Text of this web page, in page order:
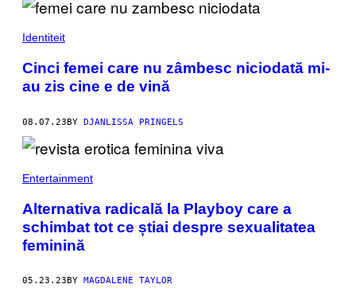
Identiteit
Cinci femei care nu zâmbesc niciodată mi-
au zis cine e de vină
08.07.23BY DJANLISSA PRINGELS
Entertainment
Alternativa radicală la Playboy care a
schimbat tot ce știai despre sexualitatea
feminină
05.23.23 BY MAGDALENE TAYLOR